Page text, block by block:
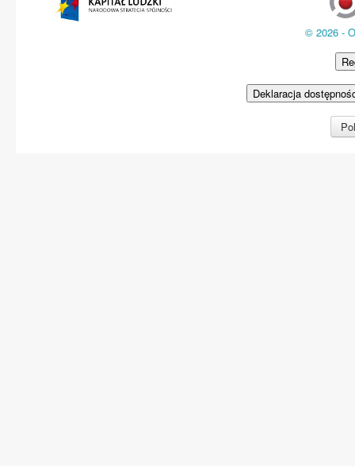
© 2026 -
Deklaracja